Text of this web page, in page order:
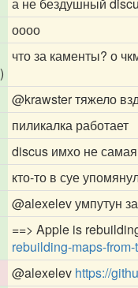
оооо
что за каменты? о
@krawsterтяжело
пиликалка работает
discus имхо не
кто-то в суе
@alexelevумпутун
==> Apple is
rebuilding-maps-
@alexelev https://